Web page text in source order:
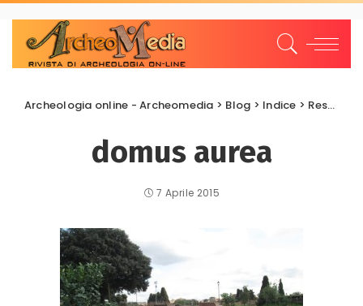
Archeologia online - Archeomedia > Blog > Indice > Restauri e Recuperi
domus aurea
7 Aprile 2015